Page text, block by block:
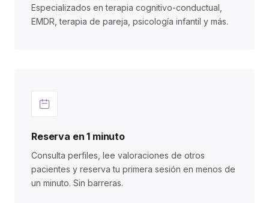
Especializados en terapia cognitivo-conductual,
EMDR, terapia de pareja, psicología infantil y más.
Reserva en 1 minuto
Consulta perfiles, lee valoraciones de otros
pacientes y reserva tu primera sesión en menos de
un minuto. Sin barreras.